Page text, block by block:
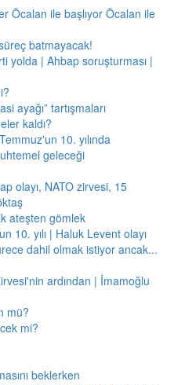
Öcalan ile başlıyor Öcalan ile
batmayacak!
yolda | Ahbap soruşturması |
ayağı” tartışmaları
kaldı?
10. yılında
geleceği
olayı, NATO zirvesi, 15
ateşten gömlek
10. yılı | Haluk Levent olayı
dahil olmak istiyor ancak...
ardından | İmamoğlu
mü?
mi?
beklerken